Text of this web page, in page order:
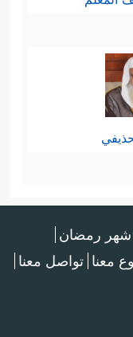
شهر رمضان
معنا تواصل معنا